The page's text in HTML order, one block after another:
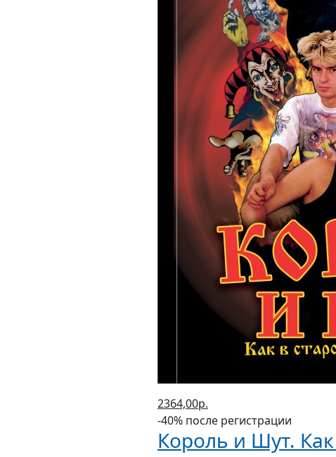
2364,00р.
-40% после регистрации
Король и Шут. Как